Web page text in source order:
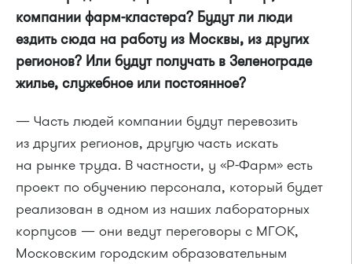
компании фарм-кластера? Будут ли люди
ездить сюда на работу из Москвы, из других
регионов? Или будут получать в Зеленограде
жилье, служебное или постоянное?
— Часть людей компании будут перевозить
из других регионов, другую часть искать
на рынке труда. В частности, у «Р-Фарм» есть
проект по обучению персонала, который будет
реализован в одном из наших лабораторных
корпусов — они ведут переговоры с МГОК,
Московским городским образовательным